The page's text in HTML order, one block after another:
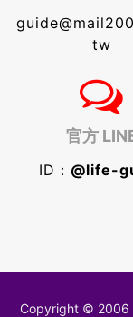
tw
官方
ID： @life-
Copyright © 2006